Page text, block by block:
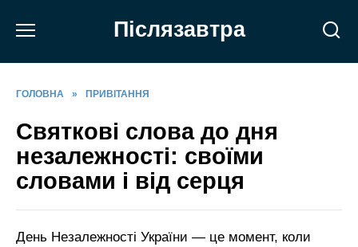
Післязавтра
ГОЛОВНА » ПРИВІТАННЯ
Святкові слова до дня
незалежності: своїми
словами і від серця
День Незалежності України — це момент, коли